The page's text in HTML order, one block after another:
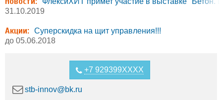
31.10.2019
Акции: Суперскидка на щит управления!!!
до 05.06.2018
+7 929399XXXX
stb-innov@bk.ru